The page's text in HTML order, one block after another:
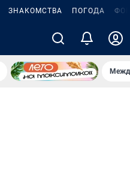
ЗНАКОМСТВА ПОГОДА